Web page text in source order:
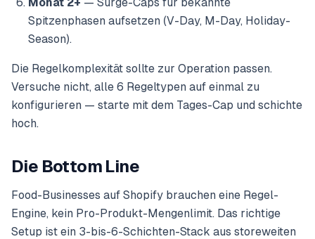
Monat 2+ — Surge-Caps für bekannte
Spitzenphasen aufsetzen (V-Day, M-Day, Holiday-
Season).
Die Regelkomplexität sollte zur Operation passen.
Versuche nicht, alle 6 Regeltypen auf einmal zu
konfigurieren — starte mit dem Tages-Cap und schichte
hoch.
Die Bottom Line
Food-Businesses auf Shopify brauchen eine Regel-
Engine, kein Pro-Produkt-Mengenlimit. Das richtige
Setup ist ein 3-bis-6-Schichten-Stack aus storeweiten